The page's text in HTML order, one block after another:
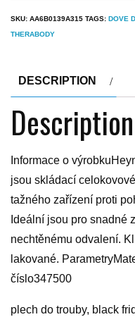
SKU: AA6B0139A315 TAGS: DOVE
THERABODY
DESCRIPTION
Description
Informace o
jsou skládací
tažného zařízení proti
Ideální jsou pro snadné
nechtěnému odvalení.
lakované.
číslo347500
plech do trouby, black